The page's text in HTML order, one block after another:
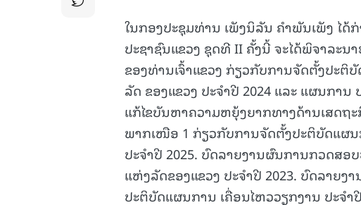
ໃນກອງປະຊຸມທ່ານ ເພັງນິລັນ ຄໍາພັນເພັງ ໄດ້
ປະຊາຊົນແຂວງ ຊຸດທີ II ຄັ້ງນີ້ ຈະໄດ້ພິຈາລະນ
ຂອງທ່ານເຈົ້າແຂວງ ກ່ຽວກັບການຈັດຕັ້ງປະ
ລັດ ຂອງແຂວງ ປະຈຳປີ 2024 ແລະ ແຜນກາ
ແກ້ໄຂບັນຫາຄວາມຫຍຸ້ງຍາກທາງດ້ານເສດຖ
ພາກເໜືອ 1 ກ່ຽວກັບການຈັດຕັ້ງປະຕິບັດແຜນ
ປະຈໍາປີ 2025. ບົດລາຍງານຜົນການກວດສ
ແຫ່ງລັດຂອງແຂວງ ປະຈຳປີ 2023. ບົດລາຍ
ປະຕິບັດແຜນການ ເຄື່ອນໄຫວວຽກງານ ປະຈຳ